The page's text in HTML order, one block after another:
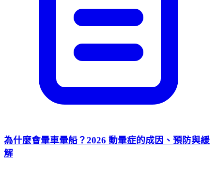
為什麼會暈車暈船？2026 動暈症的成因、預防與緩
解